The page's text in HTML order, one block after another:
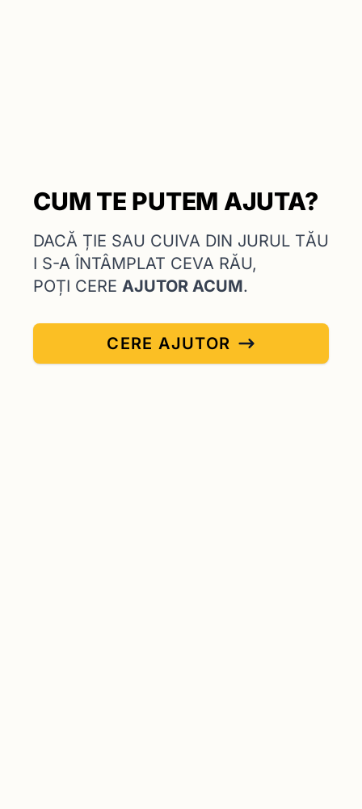
CUM TE PUTEM AJUTA?
DACĂ ȚIE SAU CUIVA DIN JURUL TĂU
I S-A ÎNTÂMPLAT CEVA RĂU,
POȚI CERE AJUTOR ACUM.
CERE AJUTOR